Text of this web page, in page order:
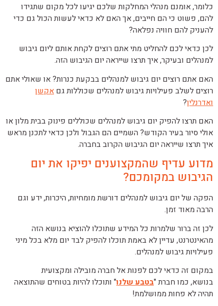
כלומר, אומנם מנהלי המחלקות שלכם יגיעו לכל מקום שתגידו
להם, פשוט כי הם חייבים, אך האם לא כדאי לעשות הכול גם כדי
להעניק להם חוויה נפלאה?
לכן כדאי לכם להחליט מתי אתם רוצים לקחת אותם ליום גיבוש
למנהלים ובעיקר, איך תרצו שייראה יום הגיבוש הזה.
האם אתם רוצים יום גיבוש למנהלים בבקעת כנרות? או שאולי אתם
רוצים לשלב פעילויות גיבוש למנהלים שכוללות גם אקשן
ואדרנלין?
האם תרצו להפיק יום גיבוש למנהלים שכוללים פינוק בבית מלון או
אולי סיור בעיר הקודש? השמיים הם הגבול ולכן כדאי לתכנן מראש
איך תרצו שייראה יום הגיבוש הקרוב בחברה.
מדוע עדיף שהמקצוענים יפיקו את יום
הגיבוש במקומכם?
הפקה של יום גיבוש למנהלים דורשת מומחיות, היכרות, ידע וגם
הרבה מאוד זמן.
לכן זה ברור שלמרות כל המידע שתוכלו להוציא בנושא הזה
מהאינטרנט, עדיין לא באמת תוכלו להפיק לבד יום מלא בכל מיני
פעילויות גיבוש למנהלים.
במקום זה כדאי לכם לפנות אל חברה מובילה ומקצועית
בנושא, כמו חברת "בטבע שלנו" ותוכלו להיות בטוחים שהתוצאה
תהיה לא פחות ממושלמת!